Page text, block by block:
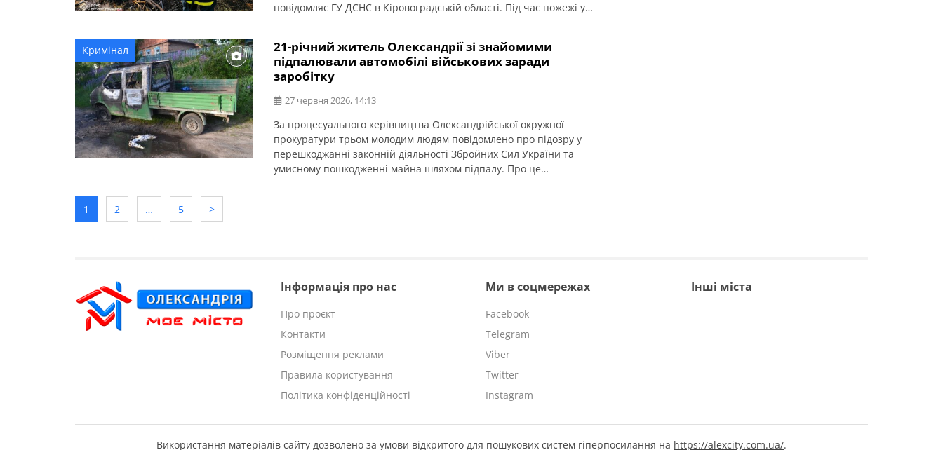
повідомляє ГУ ДСНС в Кіровоградській області. Під час пожежі у
Кримінал
21-річний житель Олександрії зі знайомими
підпалювали автомобілі військових заради
заробітку
27 червня 2026, 14:13
За процесуального керівництва Олександрійської окружної
прокуратури трьом молодим людям повідомлено про підозру у
перешкоджанні законній діяльності Збройних Сил України та
умисному пошкодженні майна шляхом підпалу. Про це
1 2 … 5 >
Інформація про нас
Про проєкт
Контакти
Розміщення реклами
Правила користування
Політика конфіденційності
Ми в соцмережах
Facebook
Telegram
Viber
Twitter
Instagram
Інші міста
Використання матеріалів сайту дозволено за умови відкритого для пошукових систем гіперпосилання на https://alexcity.com.ua/.